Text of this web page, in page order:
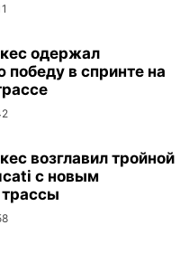
одержал
победу в спринте на
возглавил тройной
с новым